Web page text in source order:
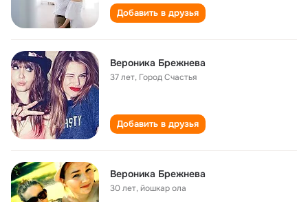
Добавить в друзья
Вероника Брежнева
37 лет, Город Счастья
Добавить в друзья
Вероника Брежнева
30 лет,йошкар ола